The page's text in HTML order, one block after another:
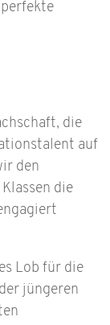
die
auf
den
die
Lob für die
jüngeren